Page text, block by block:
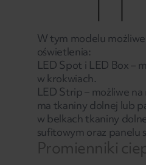
W tym modelu
oświetlenia:
LED Spot i LED Box –
w krokwiach.
LED Strip – możliwe
ma tkaniny dolnej lub
w belkach tkaniny
sufitowym oraz panelu
Promienniki